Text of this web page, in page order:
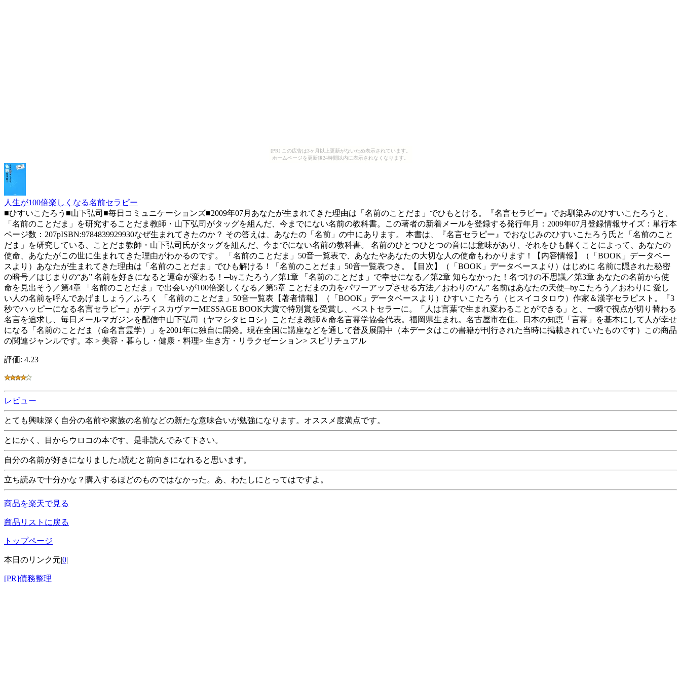
[PR] この広告は3ヶ月以上更新がないため表示されています。
ホームページを更新後24時間以内に表示されなくなります。
人生が100倍楽しくなる名前セラピー
■ひすいこたろう■山下弘司■毎日コミュニケーションズ■2009年07月あなたが生まれてきた理由は「名前のことだま」でひもとける。『名言セラピー』でお馴染みのひすいこたろうと、
「名前のことだま」を研究することだま教師・山下弘司がタッグを組んだ、今までにない名前の教科書。この著者の新着メールを登録する発行年月：2009年07月登録情報サイズ：単行本
ページ数：207pISBN:9784839929930なぜ生まれてきたのか？ その答えは、あなたの「名前」の中にあります。 本書は、『名言セラピー』でおなじみのひすいこたろう氏と「名前のこと
だま」を研究している、ことだま教師・山下弘司氏がタッグを組んだ、今までにない名前の教科書。 名前のひとつひとつの音には意味があり、それをひも解くことによって、あなたの
使命、あなたがこの世に生まれてきた理由がわかるのです。 「名前のことだま」50音一覧表で、あなたやあなたの大切な人の使命もわかります！【内容情報】（「BOOK」データベー
スより）あなたが生まれてきた理由は「名前のことだま」でひも解ける！「名前のことだま」50音一覧表つき。【目次】（「BOOK」データベースより）はじめに 名前に隠された秘密
の暗号／はじまりの“あ” 名前を好きになると運命が変わる！─byこたろう／第1章 「名前のことだま」で幸せになる／第2章 知らなかった！名づけの不思議／第3章 あなたの名前から使
命を見出そう／第4章 「名前のことだま」で出会いが100倍楽しくなる／第5章 ことだまの力をパワーアップさせる方法／おわりの“ん” 名前はあなたの天使─byこたろう／おわりに 愛し
い人の名前を呼んであげましょう／ふろく 「名前のことだま」50音一覧表【著者情報】（「BOOK」データベースより）ひすいこたろう（ヒスイコタロウ）作家＆漢字セラピスト。『3
秒でハッピーになる名言セラピー』がディスカヴァーMESSAGE BOOK大賞で特別賞を受賞し、ベストセラーに。「人は言葉で生まれ変わることができる」と、一瞬で視点が切り替わる
名言を追求し、毎日メールマガジンを配信中山下弘司（ヤマシタヒロシ）ことだま教師＆命名言霊学協会代表。福岡県生まれ。名古屋市在住。日本の知恵「言霊」を基本にして人が幸せ
になる「名前のことだま（命名言霊学）」を2001年に独自に開発。現在全国に講座などを通して普及展開中（本データはこの書籍が刊行された当時に掲載されていたものです）この商品
の関連ジャンルです。本 > 美容・暮らし・健康・料理> 生き方・リラクゼーション> スピリチュアル
評価: 4.23
レビュー
とても興味深く自分の名前や家族の名前などの新たな意味合いが勉強になります。オススメ度満点です。
とにかく、目からウロコの本です。是非読んでみて下さい。
自分の名前が好きになりました♪読むと前向きになれると思います。
立ち読みで十分かな？購入するほどのものではなかった。あ、わたしにとってはですよ。
商品を楽天で見る
商品リストに戻る
トップページ
本日のリンク元|0|
[PR]債務整理